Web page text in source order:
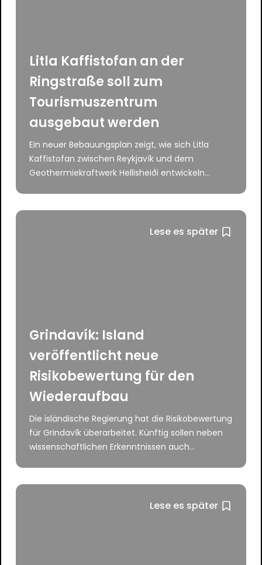
Litla Kaffistofan an der
Ringstraße soll zum
Tourismuszentrum
ausgebaut werden
Ein neuer Bebauungsplan zeigt, wie sich Litla
Kaffistofan zwischen Reykjavík und dem
Geothermiekraftwerk Hellisheiði entwickeln...
Lese es später
Grindavík: Island
veröffentlicht neue
Risikobewertung für den
Wiederaufbau
Die isländische Regierung hat die Risikobewertung
für Grindavík überarbeitet. Künftig sollen neben
wissenschaftlichen Erkenntnissen auch...
Lese es später